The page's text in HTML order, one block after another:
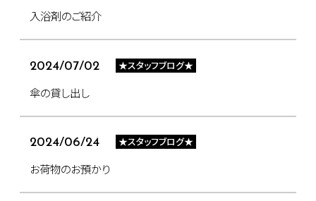
入浴剤のご紹介
2024/07/02 ★スタッフブログ★
傘の貸し出し
2024/06/24 ★スタッフブログ★
お荷物のお預かり